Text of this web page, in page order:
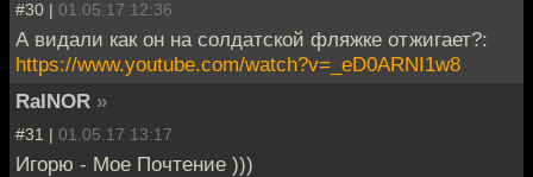
#30 | 01.05.17 12:36
А видали как он на солдатской фляжке отжигает?:
https://www.youtube.com/watch?v=_eD0ARNI1w8
RaINOR »
#31 | 01.05.17 13:17
Игорю - Мое Почтение )))